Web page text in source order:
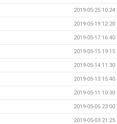
2019-05-25 10:24
2019-05-19 12:20
2019-05-17 16:40
2019-05-15 19:15
2019-05-14 11:30
2019-05-13 15:40
2019-05-11 10:30
2019-05-05 23:00
2019-05-03 21:25